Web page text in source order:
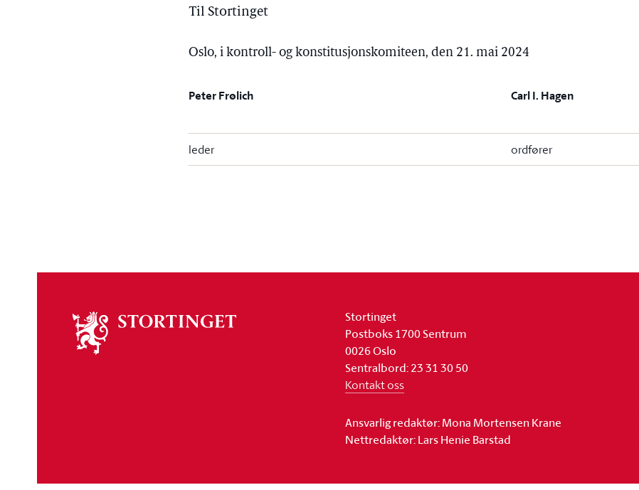
Til Stortinget
Oslo, i kontroll- og konstitusjonskomiteen, den 21. mai 2024
Peter Frølich Carl I. Hagen
leder ordfører
stortinget
Stortinget
Postboks 1700 Sentrum
0026 Oslo
Sentralbord: 23 31 30 50
Kontakt oss
Ansvarlig redaktør: Mona Mortensen Krane
Nettredaktør: Lars Henie Barstad